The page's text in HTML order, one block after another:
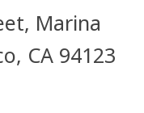
Marina
CA 94123